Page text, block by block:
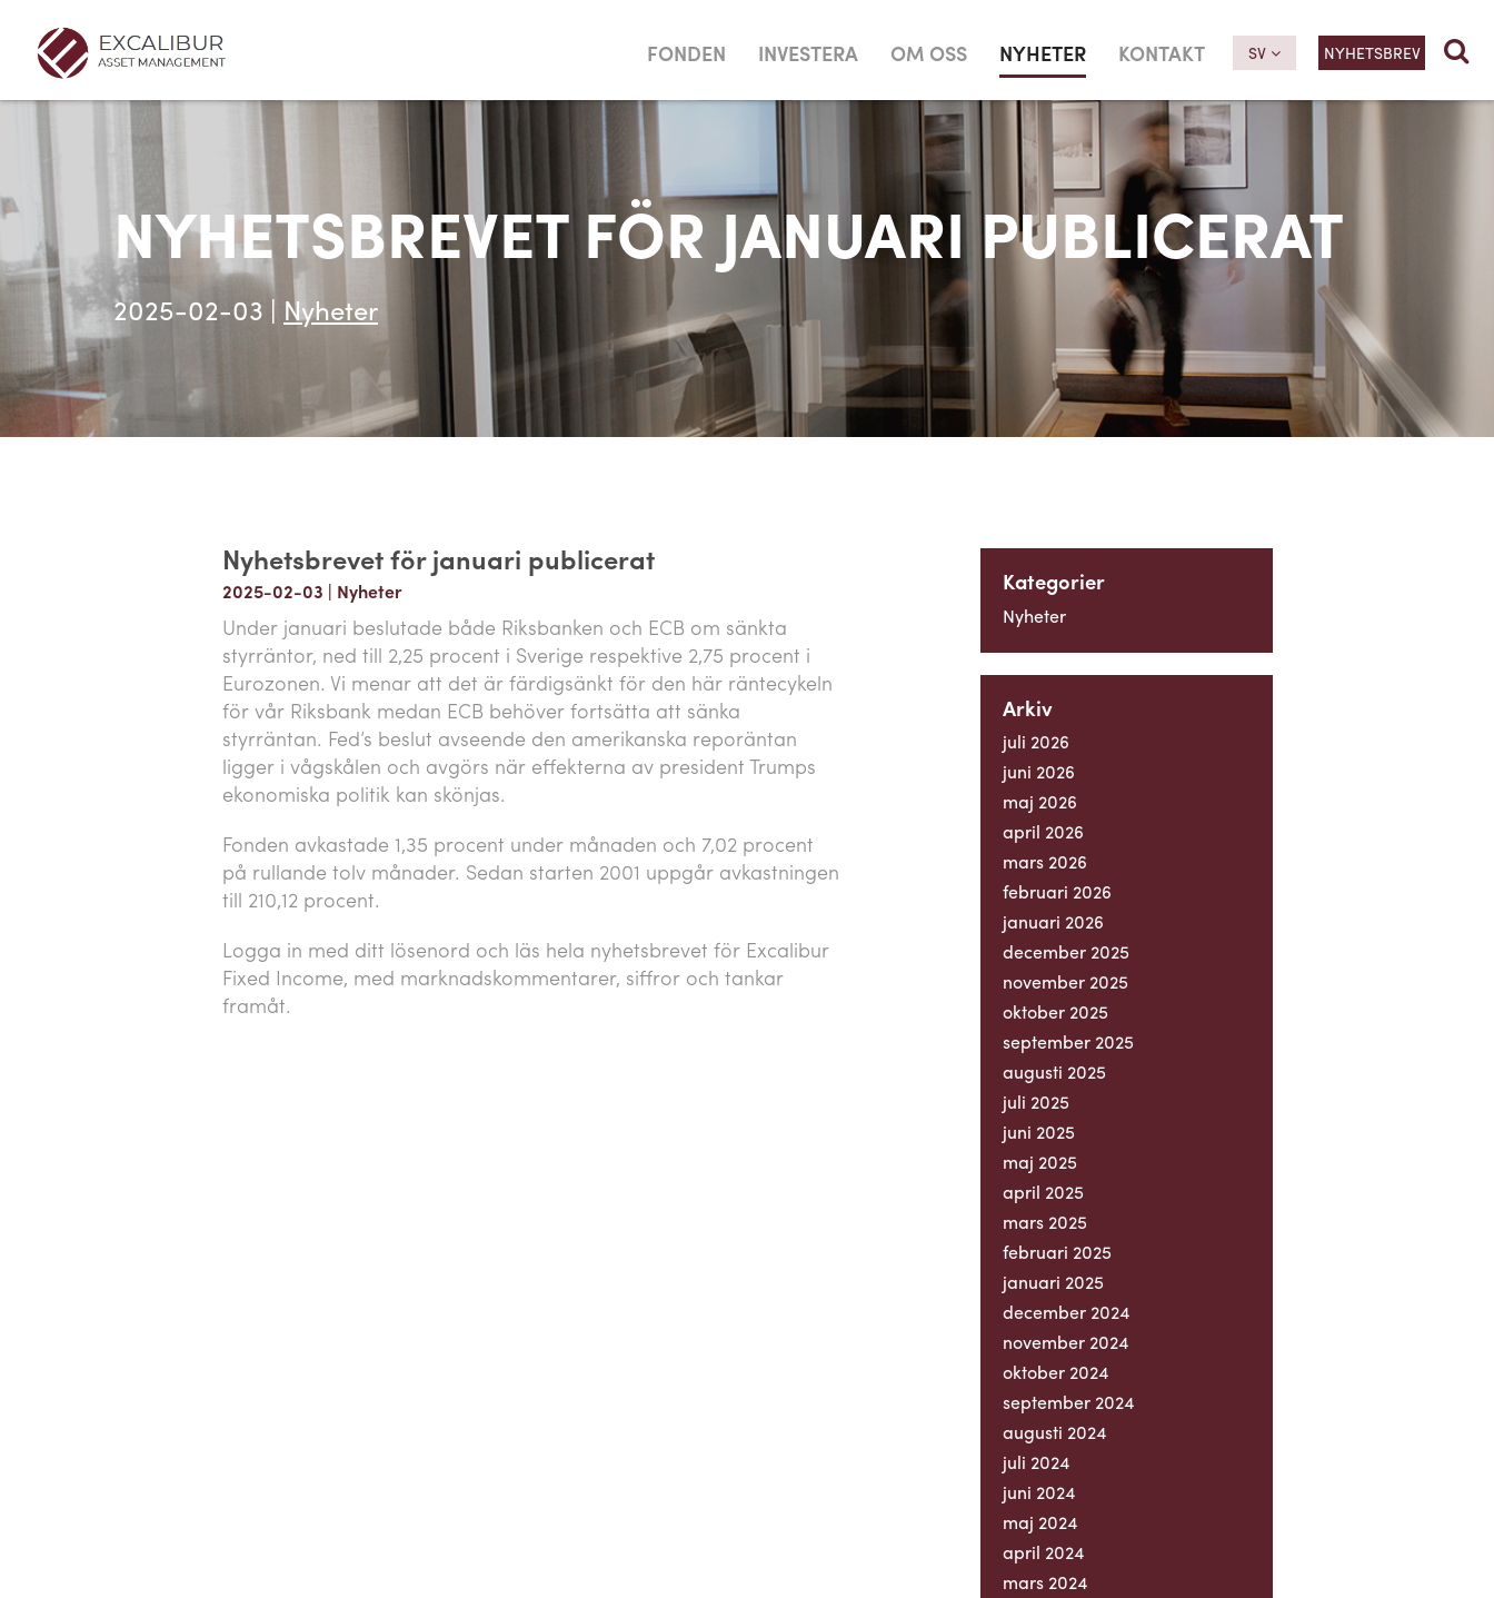
FONDEN INVESTERA OM OSS NYHETER KONTAKT SV NYHETSBREV
NYHETSBREVET FÖR JANUARI PUBLICERAT
2025-02-03 | Nyheter
Nyhetsbrevet för januari publicerat
2025-02-03 | Nyheter
Under januari beslutade både Riksbanken och ECB om sänkta
styrräntor, ned till 2,25 procent i Sverige respektive 2,75 procent i
Eurozonen. Vi menar att det är färdigsänkt för den här räntecykeln
för vår Riksbank medan ECB behöver fortsätta att sänka
styrräntan. Fed’s beslut avseende den amerikanska reporäntan
ligger i vågskålen och avgörs när effekterna av president Trumps
ekonomiska politik kan skönjas.
Fonden avkastade 1,35 procent under månaden och 7,02 procent
på rullande tolv månader. Sedan starten 2001 uppgår avkastningen
till 210,12 procent.
Logga in med ditt lösenord och läs hela nyhetsbrevet för Excalibur
Fixed Income, med marknadskommentarer, siffror och tankar
framåt.
Kategorier
Nyheter
Arkiv
juli 2026
juni 2026
maj 2026
april 2026
mars 2026
februari 2026
januari 2026
december 2025
november 2025
oktober 2025
september 2025
augusti 2025
juli 2025
juni 2025
maj 2025
april 2025
mars 2025
februari 2025
januari 2025
december 2024
november 2024
oktober 2024
september 2024
augusti 2024
juli 2024
juni 2024
maj 2024
april 2024
mars 2024